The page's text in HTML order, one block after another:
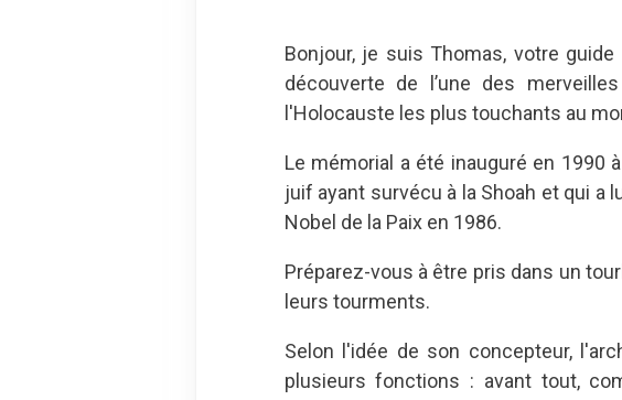
Bonjour, je suis Thomas, votre
découverte de l’une des
l'Holocauste les plus touchants au
Le mémorial a été inauguré en 1990
juif ayant survécu à la Shoah et qui
Nobel de la Paix en 1986.
Préparez-vous à être pris dans un
leurs tourments.
Selon l'idée de son concepteur,
plusieurs fonctions : avant tout,